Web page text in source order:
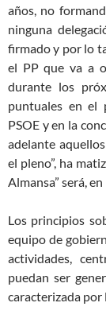
años, no
ninguna
firmado y por lo
el PP que va a
durante los
puntuales en el
PSOE y en la
adelante
el pleno”, ha
Almansa” será,
Los principios
equipo de
actividades,
puedan ser
caracterizada por